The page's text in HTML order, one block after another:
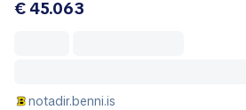
€ 45.063
notadir.benni.is